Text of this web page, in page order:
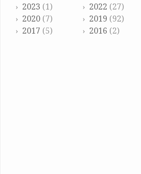
2023 (1) 2022 (27)
2020 (7) 2019 (92)
2017 (5) 2016 (2)